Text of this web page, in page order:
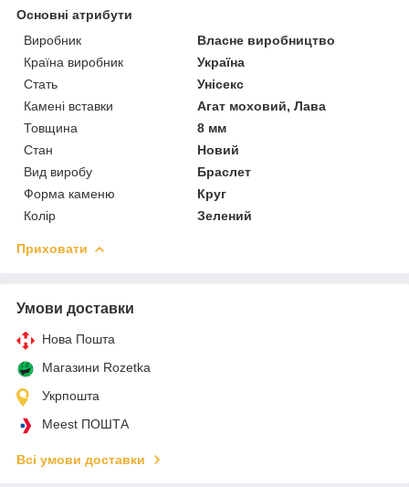
Основні атрибути
Виробник
Власне виробництво
Країна виробник
Україна
Стать
Унісекс
Камені вставки
Агат моховий, Лава
Товщина
8 мм
Стан
Новий
Вид виробу
Браслет
Форма каменю
Круг
Колір
Зелений
Приховати
Умови доставки
Нова Пошта
Магазини Rozetka
Укрпошта
Meest ПОШТА
Всі умови доставки